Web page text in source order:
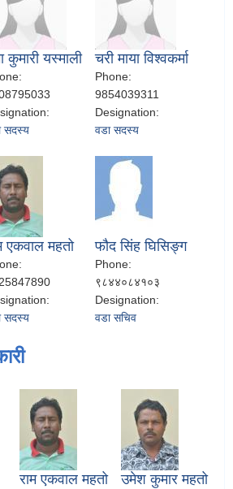
कुमारी यस्माली
सदस्य
चरी माया विश्वकर्मा
Phone:
9854039311
Designation:
वडा सदस्य
एकवाल महतो
सदस्य
फौद सिंह घिसिङ्ग
Phone:
९८४४०८४१०३
Designation:
वडा सचिव
राम एकवाल महतो उमेश कुमार महतो